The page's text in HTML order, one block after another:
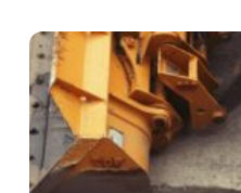
kommer ...